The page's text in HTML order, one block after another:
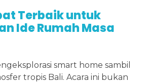
Terbaik untuk
Ide Rumah Masa
smart home sambil
tropis Bali. Acara ini bukan